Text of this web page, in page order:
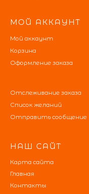
МОЙ АККАУНТ
Мой аккаунт
Корзина
Оформление заказа
Отслеживание заказа
Список желаний
Отправить сообщение
НАШ САЙТ
Карта сайта
Главная
Контакты